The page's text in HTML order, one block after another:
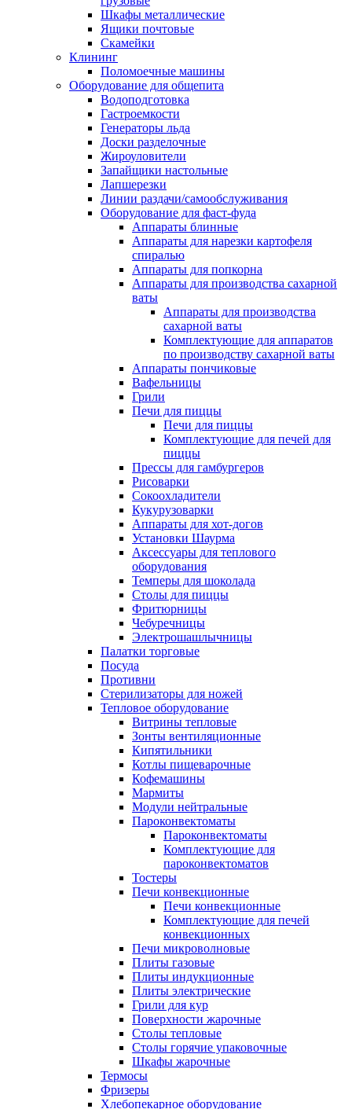
Шкафы металлические
Ящики почтовые
Скамейки
Клининг
Поломоечные машины
Оборудование для общепита
Водоподготовка
Гастроемкости
Генераторы льда
Доски разделочные
Жироуловители
Запайщики настольные
Лапшерезки
Линии раздачи/самообслуживания
Оборудование для фаст-фуда
Аппараты блинные
Аппараты для нарезки картофеля
спиралью
Аппараты для попкорна
Аппараты для производства сахарной
ваты
Аппараты для производства
сахарной ваты
Комплектующие для аппаратов
по производству сахарной ваты
Аппараты пончиковые
Вафельницы
Грили
Печи для пиццы
Печи для пиццы
Комплектующие для печей для
пиццы
Прессы для гамбургеров
Рисоварки
Сокоохладители
Кукурузоварки
Аппараты для хот-догов
Установки Шаурма
Аксессуары для теплового
оборудования
Темперы для шоколада
Столы для пиццы
Фритюрницы
Чебуречницы
Электрошашлычницы
Палатки торговые
Посуда
Противни
Стерилизаторы для ножей
Тепловое оборудование
Витрины тепловые
Зонты вентиляционные
Кипятильники
Котлы пищеварочные
Кофемашины
Мармиты
Модули нейтральные
Пароконвектоматы
Пароконвектоматы
Комплектующие для
пароконвектоматов
Тостеры
Печи конвекционные
Печи конвекционные
Комплектующие для печей
конвекционных
Печи микроволновые
Плиты газовые
Плиты индукционные
Плиты электрические
Грили для кур
Поверхности жарочные
Столы тепловые
Столы горячие упаковочные
Шкафы жарочные
Термосы
Фризеры
Хлебопекарное оборудование